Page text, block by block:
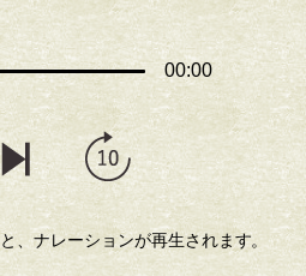
00:00
、ナレーションが再生されます。